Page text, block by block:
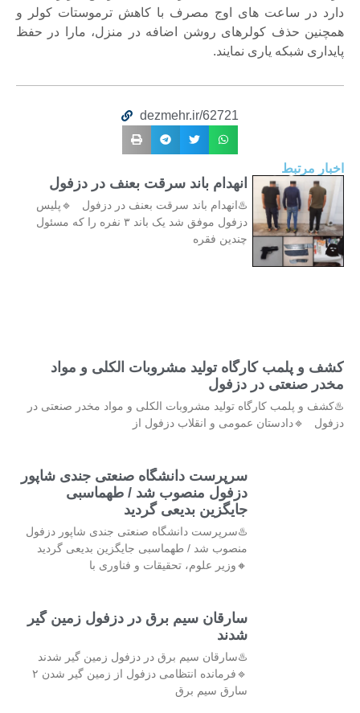
دارد در ساعت های اوج مصرف با کاهش ترموستات کولر و
همچنین حذف کولرهای روشن اضافه در منزل، مارا در حفظ
پایداری شبکه یاری نمایند.
dezmehr.ir/62721
اخبار مرتبط
انهدام باند سرقت بعنف در دزفول
♨️انهدام باند سرقت بعنف در دزفول 🔹پلیس
دزفول موفق شد یک باند ۳ نفره را که مسئول
چندین فقره
کشف و پلمب کارگاه تولید مشروبات الکلی و مواد
مخدر صنعتی در دزفول
♨️کشف و پلمب کارگاه تولید مشروبات الکلی و مواد مخدر صنعتی در
دزفول 🔹دادستان عمومی و انقلاب دزفول از
سرپرست دانشگاه صنعتی جندی شاپور
دزفول منصوب شد / طهماسبی
جایگزین بدیعی گردید
♨️سرپرست دانشگاه صنعتی جندی شاپور دزفول
منصوب شد / طهماسبی جایگزین بدیعی گردید
🔸وزیر علوم، تحقیقات و فناوری با
سارقان سیم برق در دزفول زمین گیر
شدند
♨️سارقان سیم برق در دزفول زمین گیر شدند
🔹فرمانده انتظامی دزفول از زمین گیر شدن ۲
سارق سیم برق